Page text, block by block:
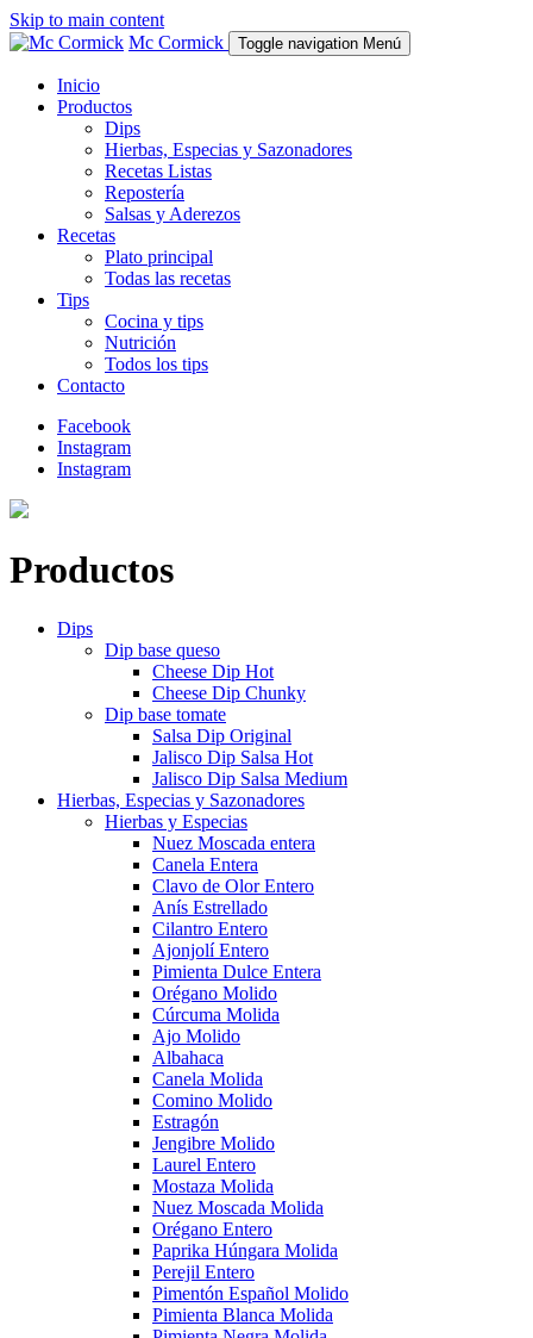
Skip to main content
Mc Cormick
Toggle navigation Menú
Inicio
Productos
Dips
Hierbas, Especias y Sazonadores
Recetas Listas
Repostería
Salsas y Aderezos
Recetas
Plato principal
Todas las recetas
Tips
Cocina y tips
Nutrición
Todos los tips
Contacto
Facebook
Instagram
Instagram
Productos
Dips
Dip base queso
Cheese Dip Hot
Cheese Dip Chunky
Dip base tomate
Salsa Dip Original
Jalisco Dip Salsa Hot
Jalisco Dip Salsa Medium
Hierbas, Especias y Sazonadores
Hierbas y Especias
Nuez Moscada entera
Canela Entera
Clavo de Olor Entero
Anís Estrellado
Cilantro Entero
Ajonjolí Entero
Pimienta Dulce Entera
Orégano Molido
Cúrcuma Molida
Ajo Molido
Albahaca
Canela Molida
Comino Molido
Estragón
Jengibre Molido
Laurel Entero
Mostaza Molida
Nuez Moscada Molida
Orégano Entero
Paprika Húngara Molida
Perejil Entero
Pimentón Español Molido
Pimienta Blanca Molida